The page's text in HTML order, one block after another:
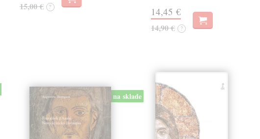
15,00 € ? 14,45 €
14,90 € ?
na sklade